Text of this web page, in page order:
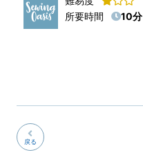
所要時間
10分
戻る